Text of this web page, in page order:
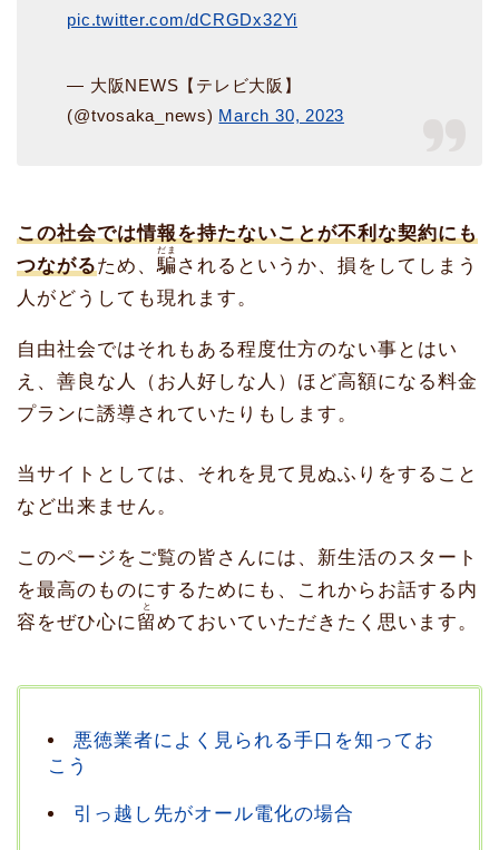
pic.twitter.com/dCRGDx32Yi
— 大阪NEWS【テレビ大阪】
(@tvosaka_news) March 30, 2023
この社会では情報を持たないことが不利な契約にも
つながるため、騙
だま
されるというか、損をしてしまう
人がどうしても現れます。
自由社会ではそれもある程度仕方のない事とはい
え、善良な人（お人好しな人）ほど高額になる料金
プランに誘導されていたりもします。
当サイトとしては、それを見て見ぬふりをすること
など出来ません。
このページをご覧の皆さんには、新生活のスタート
を最高のものにするためにも、これからお話する内
容をぜひ心に留
と
めておいていただきたく思います。
悪徳業者によく見られる手口を知ってお
こう
引っ越し先がオール電化の場合